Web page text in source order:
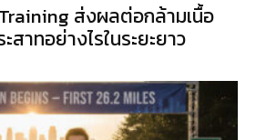
ส่งผลต่อกล้ามเนื้อ
สาทอย่างไรในระยะยาว